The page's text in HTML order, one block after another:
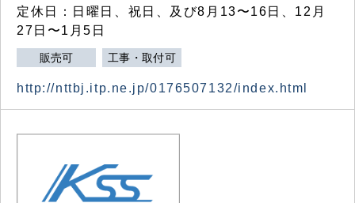
定休日：日曜日、祝日、及び8月13〜16日、12月
27日〜1月5日
販売可 工事・取付可
http://nttbj.itp.ne.jp/0176507132/index.html